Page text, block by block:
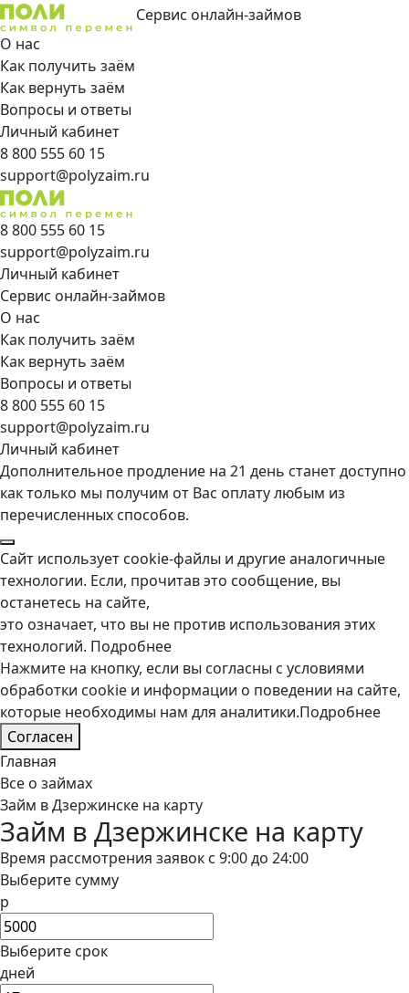
Сервис онлайн-займов
О нас
Как получить заём
Как вернуть заём
Вопросы и ответы
Личный кабинет
8 800 555 60 15
support@polyzaim.ru
8 800 555 60 15
support@polyzaim.ru
Личный кабинет
Сервис онлайн-займов
О нас
Как получить заём
Как вернуть заём
Вопросы и ответы
8 800 555 60 15
support@polyzaim.ru
Личный кабинет
Дополнительное продление на 21 день станет доступно
как только мы получим от Вас оплату любым из
перечисленных способов.
Сайт использует cookie-файлы и другие аналогичные
технологии. Если, прочитав это сообщение, вы
останетесь на сайте,
это означает, что вы не против использования этих
технологий. Подробнее
Нажмите на кнопку, если вы согласны с условиями
обработки cookie и информации о поведении на сайте,
которые необходимы нам для аналитики.Подробнее
Согласен
Главная
Все о займах
Займ в Дзержинске на карту
Займ в Дзержинске на карту
Время рассмотрения заявок с 9:00 до 24:00
Выберите сумму
р
Выберите срок
дней